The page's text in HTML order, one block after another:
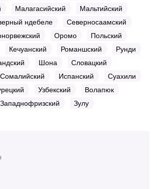
Малагасийский
Мальтийский
ндебеле
Северносаамский
Оромо
Польский
Кечуанский Романшский
Рунди
Шона
Словацкий
Сомалийский Испанский
Суахили
Узбекский
Волапюк
Западнофризский Зулу